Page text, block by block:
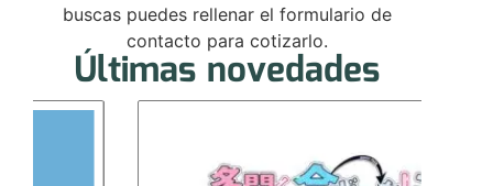
buscas puedes rellenar el formulario de
contacto para cotizarlo.
Últimas novedades